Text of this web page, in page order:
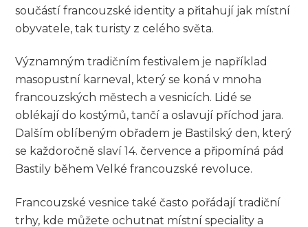
součástí francouzské identity a přitahují jak místní
obyvatele, tak turisty z celého světa.
Významným tradičním festivalem je například
masopustní karneval, který se koná v mnoha
francouzských městech a vesnicích. Lidé se
oblékají do kostýmů, tančí a oslavují příchod jara.
Dalším oblíbeným obřadem je Bastilský den, který
se každoročně slaví 14. července a připomíná pád
Bastily během Velké francouzské revoluce.
Francouzské vesnice také často pořádají tradiční
trhy, kde můžete ochutnat místní speciality a